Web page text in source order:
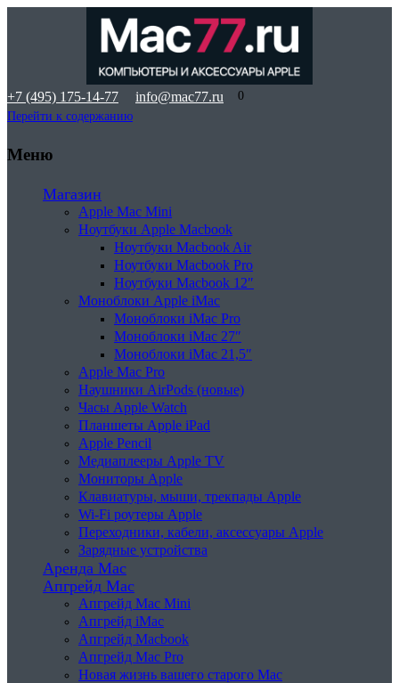
+7 (495) 175-14-77 info@mac77.ru
0
Перейти к содержанию
Меню
Магазин
Apple Mac Mini
Ноутбуки Apple Macbook
Ноутбуки Macbook Air
Ноутбуки Macbook Pro
Ноутбуки Macbook 12″
Моноблоки Apple iMac
Моноблоки iMac Pro
Моноблоки iMac 27″
Моноблоки iMac 21,5″
Apple Mac Pro
Наушники AirPods (новые)
Часы Apple Watch
Планшеты Apple iPad
Apple Pencil
Медиаплееры Apple TV
Мониторы Apple
Клавиатуры, мыши, трекпады Apple
Wi-Fi роутеры Apple
Переходники, кабели, аксессуары Apple
Зарядные устройства
Аренда Mac
Апгрейд Mac
Апгрейд Mac Mini
Апгрейд iMac
Апгрейд Macbook
Апгрейд Mac Pro
Новая жизнь вашего старого Mac